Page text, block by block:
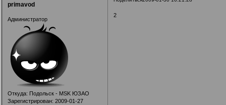
primavod
Администратор
Откуда: Подольск - MSK ЮЗАО
Зарегистрирован: 2009-01-27
2